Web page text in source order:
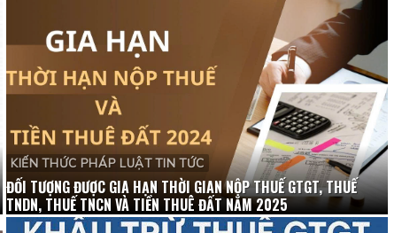
KIẾN THỨC PHÁP LUẬT TIN TỨC
ĐỐI TƯỢNG ĐƯỢC GIA HẠN THỜI GIAN NỘP THUẾ GTGT, THUẾ
TNDN, THUẾ TNCN VÀ TIỀN THUÊ ĐẤT NĂM 2025